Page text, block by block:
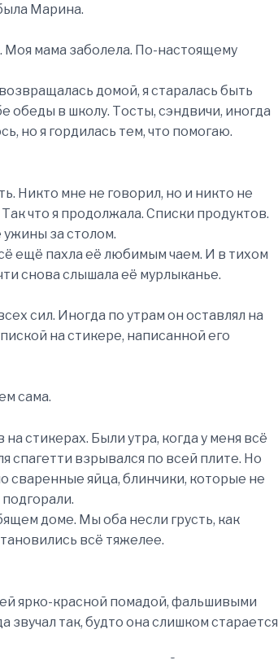
Марина.
Моя мама заболела. По-настоящему
домой, я старалась быть
обеды в школу. Тосты, сэндвичи, иногда
но я гордилась тем, что помогаю.
Никто мне не говорил, но и никто не
что я продолжала. Списки продуктов.
за столом.
ещё пахла её любимым чаем. И в тихом
снова слышала её мурлыканье.
сил. Иногда по утрам он оставлял на
на стикере, написанной его
сама.
стикерах. Были утра, когда у меня всё
спагетти взрывался по всей плите. Но
сваренные яйца, блинчики, которые не
доме. Мы оба несли грусть, как
всё тяжелее.
ярко-красной помадой, фальшивыми
звучал так, будто она слишком старается